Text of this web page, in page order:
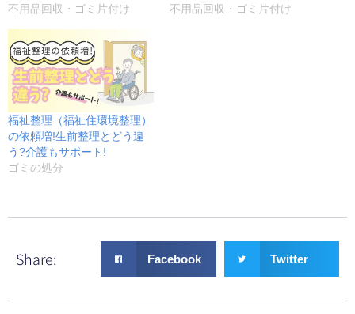
不用品回収・ゴミ片付け
不用品回収・ゴミ片付け
福祉整理（福祉住環境整理）
の依頼増!生前整理とどう違
う?介護もサポート!
ゴミの処分
Share: Facebook Twitter